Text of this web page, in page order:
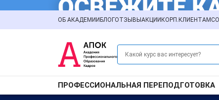
ОБ АКАДЕМИИ БЛОГОТЗЫВЫ АКЦИИ КОРП.КЛИЕНТАМ
ПРОФЕССИОНАЛЬНАЯ ПЕРЕПОДГОТОВКА